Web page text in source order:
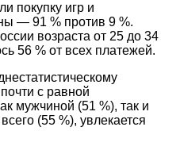
покупку игр и
— 91 % против 9 %.
возраста от 25 до 34
56 % от всех платежей.
с равной
мужчиной (51 %), так и
(55 %), увлекается